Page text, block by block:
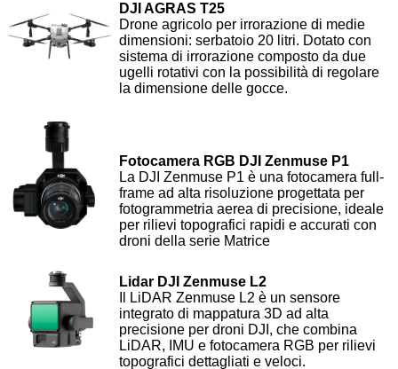
DJI AGRAS T25
Drone agricolo per irrorazione di medie
dimensioni: serbatoio 20 litri. Dotato con
sistema di irrorazione composto da due
ugelli rotativi con la possibilità di regolare
la dimensione delle gocce.
Fotocamera RGB DJI Zenmuse P1
La DJI Zenmuse P1 è una fotocamera full-
frame ad alta risoluzione progettata per
fotogrammetria aerea di precisione, ideale
per rilievi topografici rapidi e accurati con
droni della serie Matrice
Lidar DJI Zenmuse L2
Il LiDAR Zenmuse L2 è un sensore
integrato di mappatura 3D ad alta
precisione per droni DJI, che combina
LiDAR, IMU e fotocamera RGB per rilievi
topografici dettagliati e veloci.